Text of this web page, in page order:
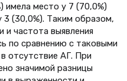
имела место у 7 (70,0%)
3 (30,0%). Таким образом,
и частота выявления
по сравнению с таковыми
отсутствие АГ. При
значимой разницы